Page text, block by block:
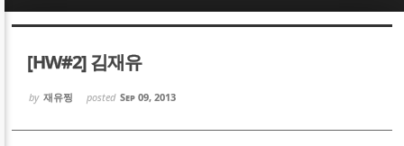
[HW#2] 김재유
by 재유찡 posted Sep 09, 2013
Sketchbook5, 스케치북5
Sketchbook5, 스케치북5